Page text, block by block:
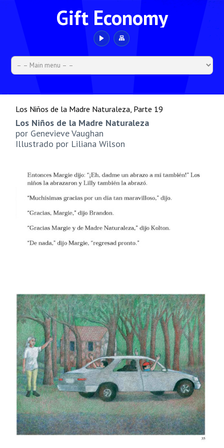
Gift Economy
Los Niños de la Madre Naturaleza, Parte 19
Los Niños de la Madre Naturaleza
por Genevieve Vaughan
Illustrado por Liliana Wilson